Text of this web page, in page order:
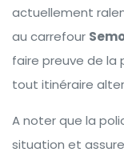
actuellement
au carrefour
faire preuve de
tout itinéraire
A noter que la
situation et